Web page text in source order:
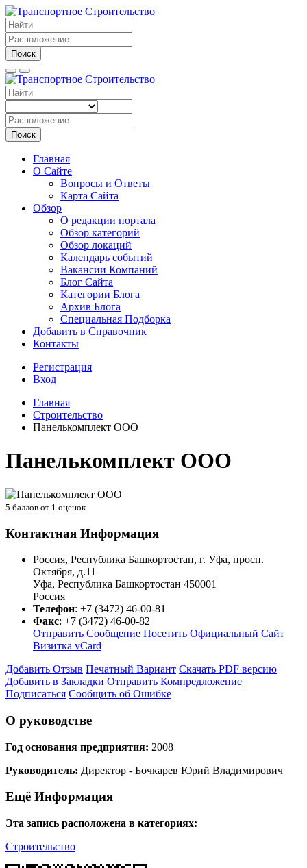
Поиск
Поиск
Главная
О Сайте
Вопросы и Ответы
Карта Сайта
Обзор
О редакции портала
Обзор категорий
Обзор локаций
Календарь событий
Вакансии Компаний
Блог Сайта
Категории Блога
Архив Блога
Специальная Подборка
Добавить в Справочник
Контакты
Регистрация
Вход
Главная
Строительство
Панелькомплект ООО
Панелькомплект ООО
5 баллов от 1 оценок
Контактная Информация
Россия, Республика Башкортостан, г. Уфа, просп.
Октября, д.11
Уфа, Республика Башкортостан 450001
Россия
Телефон: +7 (3472) 46-00-81
Факс: +7 (3472) 46-00-82
Отправить Сообщение Посетить Официальный Сайт
Визитка vCard
Добавить Отзыв Печатный Вариант Скачать PDF версию
Добавить в Закладки Отправить Компредложение
Подписаться Сообщить об Ошибке
О руководстве
Год основания предприятия: 2008
Руководитель: Директор - Бочкарев Юрий Владимирович
Ещё Информация
Эта запись расположена в категориях:
Строительство